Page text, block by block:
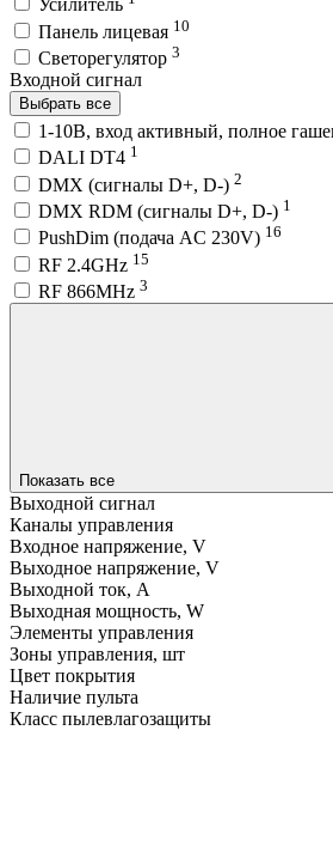
Усилитель
Панель лицевая 10
Светорегулятор 3
Входной сигнал
Выбрать все
1-10В, вход активный, полное
DALI DT4 1
DMX (сигналы D+, D-) 2
DMX RDM (сигналы D+, D-) 1
PushDim (подача AC 230V) 16
RF 2.4GHz 15
RF 866MHz 3
Показать все
Выходной сигнал
Каналы управления
Входное напряжение, V
Выходное напряжение, V
Выходной ток, A
Выходная мощность, W
Элементы управления
Зоны управления, шт
Цвет покрытия
Наличие пульта
Класс пылевлагозащиты